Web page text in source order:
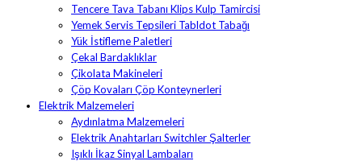
Tencere Tava Tabanı Klips Kulp Tamircisi
Yemek Servis Tepsileri Tabldot Tabağı
Yük İstifleme Paletleri
Çekal Bardaklıklar
Çikolata Makineleri
Çöp Kovaları Çöp Konteynerleri
Elektrik Malzemeleri
Aydınlatma Malzemeleri
Elektrik Anahtarları Switchler Şalterler
Işıklı İkaz Sinyal Lambaları